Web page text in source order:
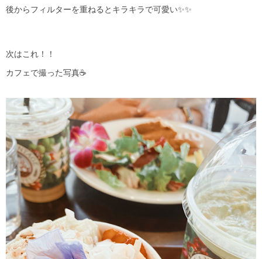
後からフィルターを重ねるとキラキラで可愛い✨✨
次はこれ！！
カフェで撮った写真☕️